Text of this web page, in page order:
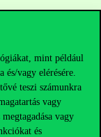
mint például
és/vagy elérésére.
teszi számunkra
vagy
vagy
és